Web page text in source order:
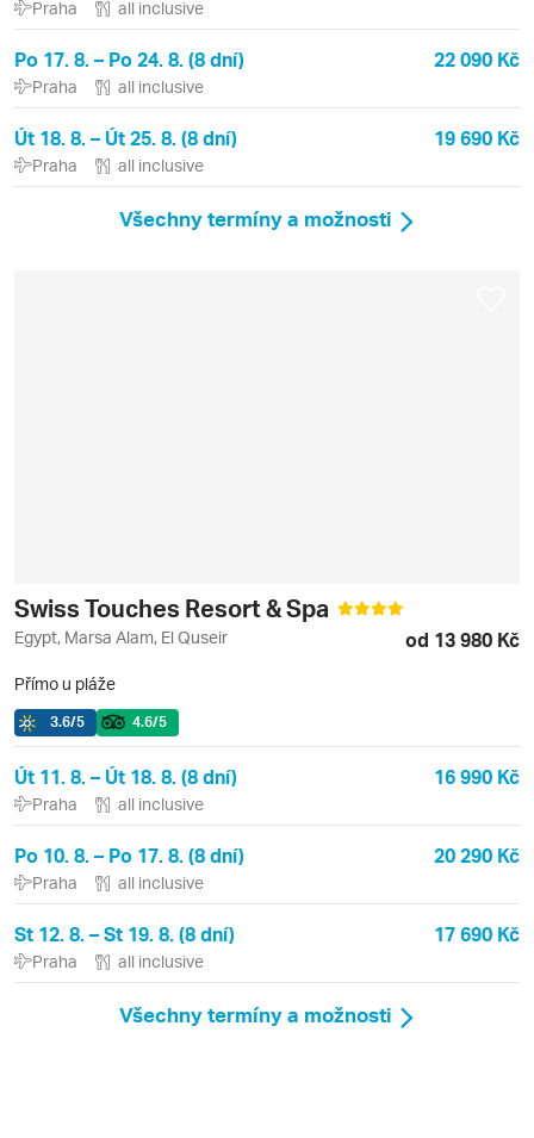
Praha all inclusive
Po 17. 8. – Po 24. 8. (8 dní) 22 090 Kč
Praha all inclusive
Út 18. 8. – Út 25. 8. (8 dní) 19 690 Kč
Praha all inclusive
Všechny termíny a možnosti
Swiss Touches Resort & Spa
Egypt, Marsa Alam, El Quseir od 13 980 Kč
Přímo u pláže
3.6/5 4.6/5
Út 11. 8. – Út 18. 8. (8 dní) 16 990 Kč
Praha all inclusive
Po 10. 8. – Po 17. 8. (8 dní) 20 290 Kč
Praha all inclusive
St 12. 8. – St 19. 8. (8 dní) 17 690 Kč
Praha all inclusive
Všechny termíny a možnosti